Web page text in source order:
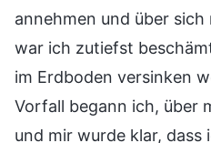
annehmen und über
war ich zutiefst
im Erdboden versinken
Vorfall begann ich, über
und mir wurde klar, dass